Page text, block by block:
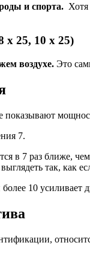
и спорта.
х 25, 10 х 25)
воздухе. Это
показывают
7.
в 7 раз ближе,
так, как
10